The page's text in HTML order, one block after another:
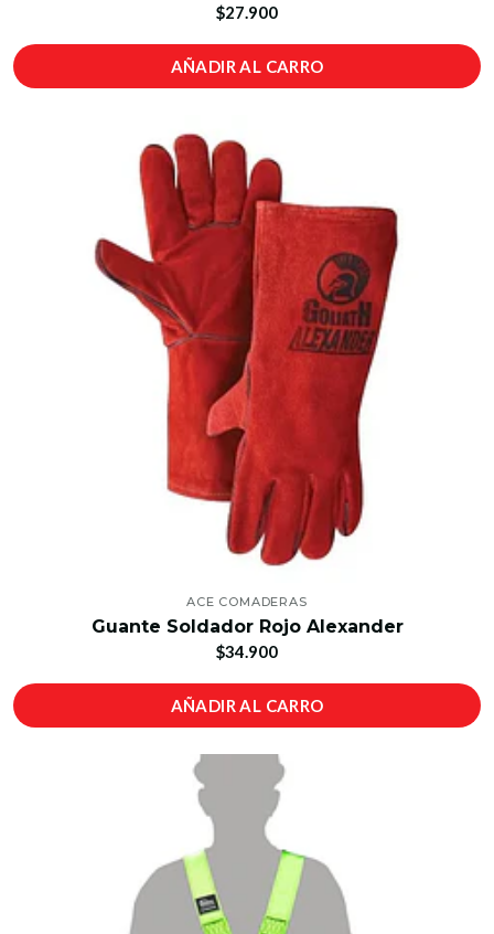
$27.900
AÑADIR AL CARRO
ACE COMADERAS
Guante Soldador Rojo Alexander
$34.900
AÑADIR AL CARRO